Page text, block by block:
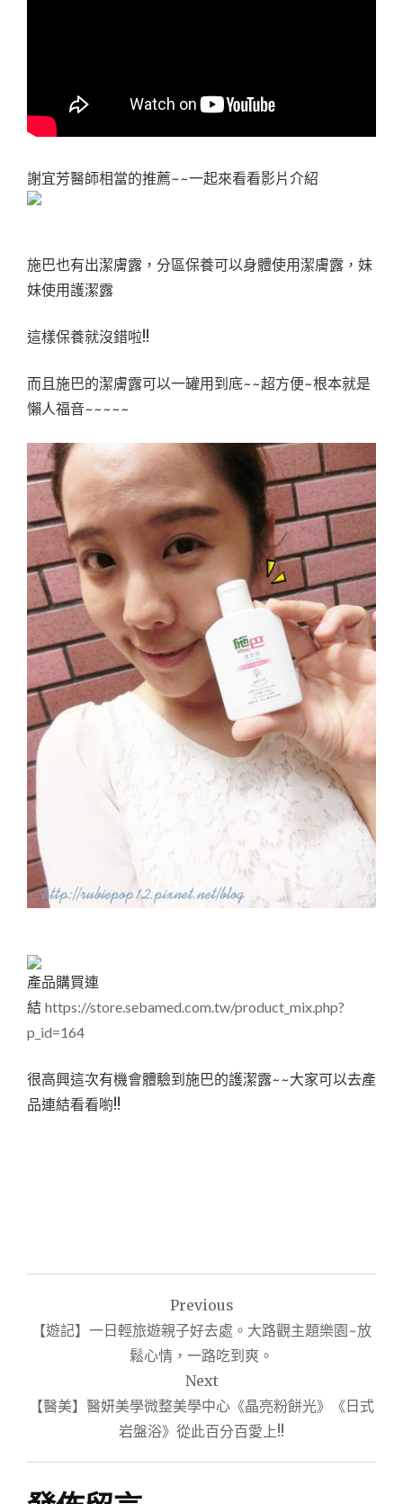
謝宜芳醫師相當的推薦~~一起來看看影片介紹
施巴也有出潔膚露，分區保養可以身體使用潔膚露，妹
妹使用護潔露
這樣保養就沒錯啦!!
而且施巴的潔膚露可以一罐用到底~~超方便~根本就是
懶人福音~~~~~
產品購買連
結 https://store.sebamed.com.tw/product_mix.php?
p_id=164
很高興這次有機會體驗到施巴的護潔露~~大家可以去產
品連結看看喲!!
章
覽
Previous
【遊記】一日輕旅遊親子好去處。大路觀主題樂園~放
鬆心情，一路吃到爽。
Next
【醫美】醫妍美學微整美學中心《晶亮粉餅光》《日式
岩盤浴》從此百分百愛上!!